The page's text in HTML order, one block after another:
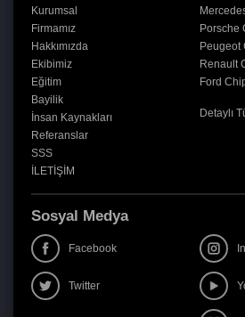
Kurumsal
Firmamız
Hakkımızda
Ekibimiz
Eğitim
Bayilik
İnsan Kaynakları
Referanslar
SSS
İLETİŞİM
Porsche
Peugeot
Renault
Ford
Detaylı
Sosyal Medya
Facebook
Twitter